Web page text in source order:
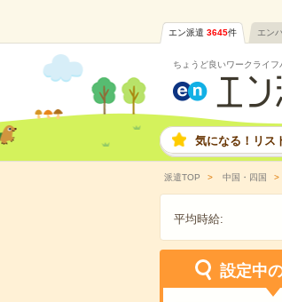
エン派遣 3645件 エン
ちょうど良いワークライフ
気になる！リス
派遣TOP 中国・四国
平均時給:
設定中